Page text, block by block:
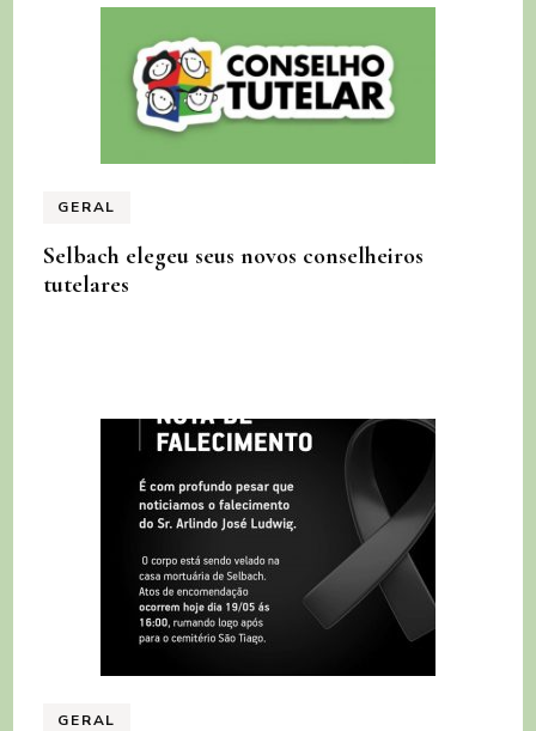
GERAL
Selbach elegeu seus novos conselheiros
tutelares
GERAL